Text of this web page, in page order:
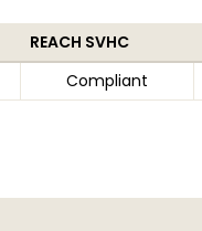
REACH SVHC
Compliant